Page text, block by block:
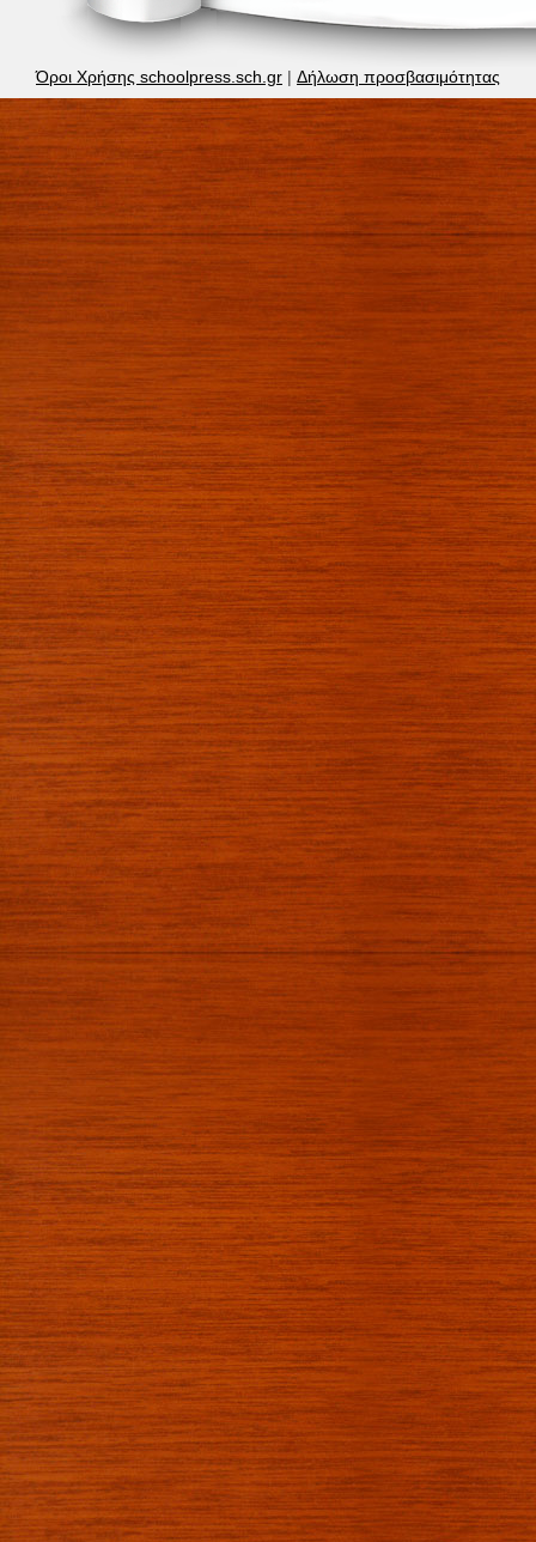
Όροι Χρήσης schoolpress.sch.gr | Δήλωση προσβασιμότητας